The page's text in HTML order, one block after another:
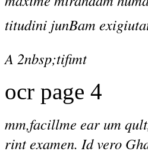
titudini junBam
A 2nbsp;tifimt
ocr page 4
mm,facillme ear um
rint examen. Id vero